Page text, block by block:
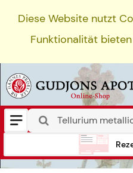
Diese Website nutzt
Funktionalität bieten